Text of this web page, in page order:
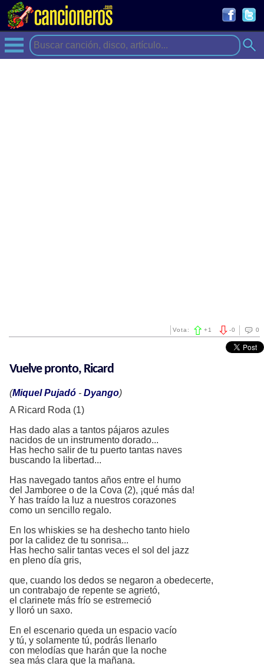
0
-0
Vota: +1
Vuelve pronto, Ricard
(Miquel Pujadó - Dyango)
A Ricard Roda (1)
Has dado alas a tantos pájaros azules
nacidos de un instrumento dorado...
Has hecho salir de tu puerto tantas naves
buscando la libertad...
Has navegado tantos años entre el humo
del Jamboree o de la Cova (2), ¡qué más da!
Y has traído la luz a nuestros corazones
como un sencillo regalo.
En los whiskies se ha deshecho tanto hielo
por la calidez de tu sonrisa...
Has hecho salir tantas veces el sol del jazz
en pleno día gris,
que, cuando los dedos se negaron a obedecerte,
un contrabajo de repente se agrietó,
el clarinete más frío se estremeció
y lloró un saxo.
En el escenario queda un espacio vacío
y tú, y solamente tú, podrás llenarlo
con melodías que harán que la noche
sea más clara que la mañana.